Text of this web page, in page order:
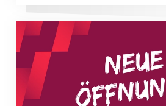
Neue Empfangszeiten ab 1.